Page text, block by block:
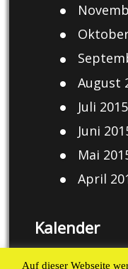
August
Juli 2015
Juni
Mai
April
Kalender
Auf dieser Webseite